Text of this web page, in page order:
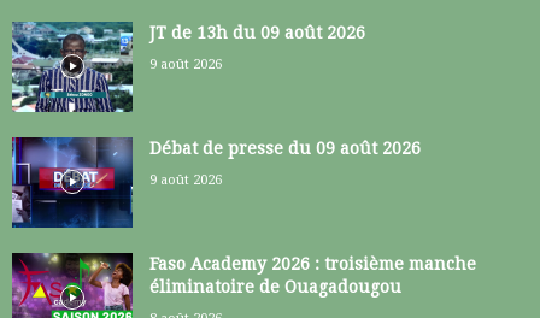
JT de 13h du 09 août 2026
9 août 2026
Débat de presse du 09 août 2026
9 août 2026
Faso Academy 2026 : troisième manche
éliminatoire de Ouagadougou